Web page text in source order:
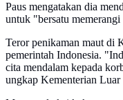
Paus mengatakan dia
untuk "bersatu
Teror penikaman maut di
pemerintah Indonesia.
cita mendalam kepada
ungkap Kementerian